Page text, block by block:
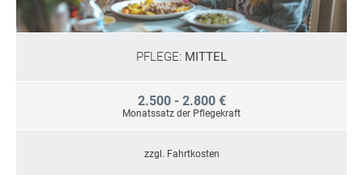
PFLEGE: MITTEL
2.500 - 2.800 €
Monatssatz der Pflegekraft
zzgl. Fahrtkosten